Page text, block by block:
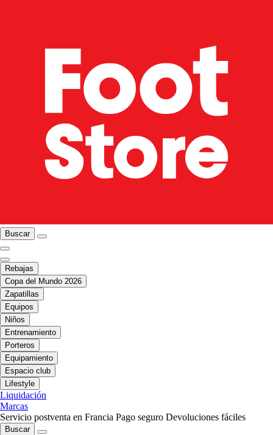
Buscar
Rebajas
Copa del Mundo 2026
Zapatillas
Equipos
Niños
Entrenamiento
Porteros
Equipamiento
Espacio club
Lifestyle
Liquidación
Marcas
Servicio postventa en Francia Pago seguro Devoluciones fáciles
Buscar